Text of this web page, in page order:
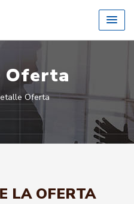
Oferta
Oferta
LA OFERTA